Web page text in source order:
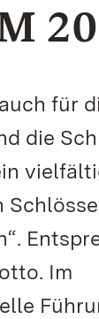
für
die
Im